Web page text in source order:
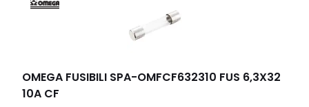
OMEGA FUSIBILI SPA-OMFCF632310 FUS 6,3X32
10A CF